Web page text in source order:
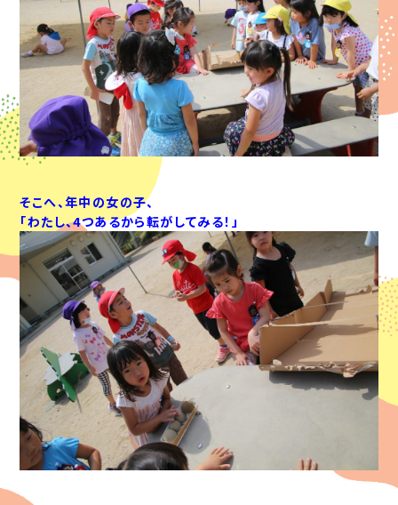
そこへ、年中の女の子、
「わたし、4つあるから転がしてみる！」